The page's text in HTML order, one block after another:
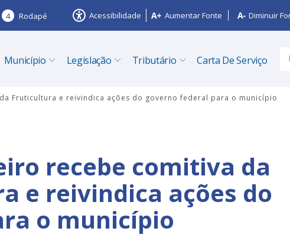
4 Rodapé Acessibilidade Aumentar Fonte Diminuir
Município Legislação Tributário Carta De Serviço
Fruticultura e reivindica ações do governo federal para o município
recebe comitiva da
e reivindica ações do
o município